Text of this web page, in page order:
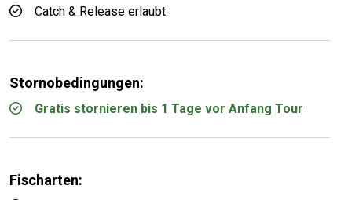
Catch & Release erlaubt
Stornobedingungen:
Gratis stornieren bis 1 Tage vor Anfang Tour
Fischarten: